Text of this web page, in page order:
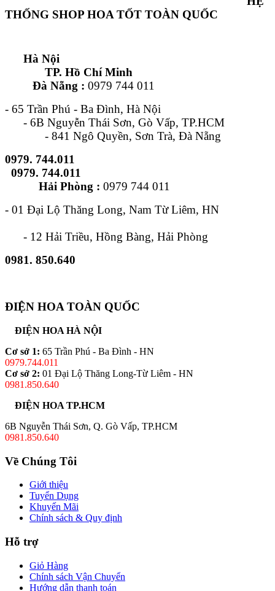
THỐNG SHOP HOA TỐT TOÀN QUỐC
Hà Nội
TP. Hồ Chí Minh
Đà Nẵng : 0979 744 011
- 65 Trần Phú - Ba Đình, Hà Nội
- 6B Nguyễn Thái Sơn, Gò Vấp, TP.HCM
- 841 Ngô Quyền, Sơn Trà, Đà Nẵng
0979. 744.011
0979. 744.011
Hải Phòng : 0979 744 011
- 01 Đại Lộ Thăng Long, Nam Từ Liêm, HN
- 12 Hải Triều, Hồng Bàng, Hải Phòng
0981. 850.640
ĐIỆN HOA TOÀN QUỐC
ĐIỆN HOA HÀ NỘI
Cơ sở 1: 65 Trần Phú - Ba Đình - HN
0979.744.011
Cơ sở 2: 01 Đại Lộ Thăng Long-Từ Liêm - HN
0981.850.640
ĐIỆN HOA TP.HCM
6B Nguyễn Thái Sơn, Q. Gò Vấp, TP.HCM
0981.850.640
Về Chúng Tôi
Giới thiệu
Tuyển Dụng
Khuyến Mãi
Chính sách & Quy định
Hỗ trợ
Giỏ Hàng
Chính sách Vận Chuyển
Hướng dẫn thanh toán